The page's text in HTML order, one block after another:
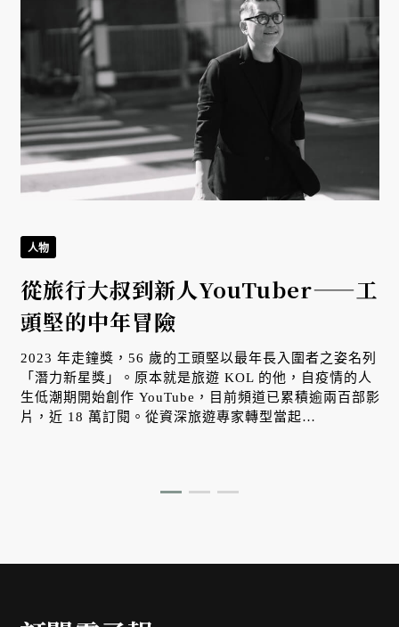
人物
從旅行大叔到新人YouTuber——工
頭堅的中年冒險
2023 年走鐘獎，56 歲的工頭堅以最年長入圍者之姿名列
「潛力新星獎」。原本就是旅遊 KOL 的他，自疫情的人
生低潮期開始創作 YouTube，目前頻道已累積逾兩百部影
片，近 18 萬訂閱。從資深旅遊專家轉型當起